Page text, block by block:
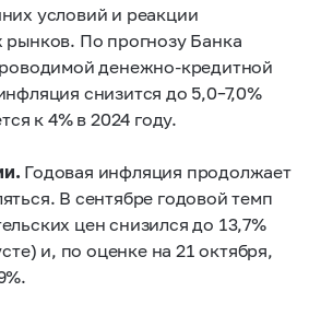
условий и реакции
По прогнозу Банка
денежно-кредитной
снизится до 5,0–7,0%
к 4% в 2024 году.
Годовая инфляция продолжает
В сентябре годовой темп
цен снизился до 13,7%
и, по оценке на 21 октября,